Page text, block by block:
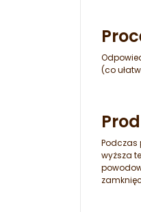
(co
Podczas
wyższa